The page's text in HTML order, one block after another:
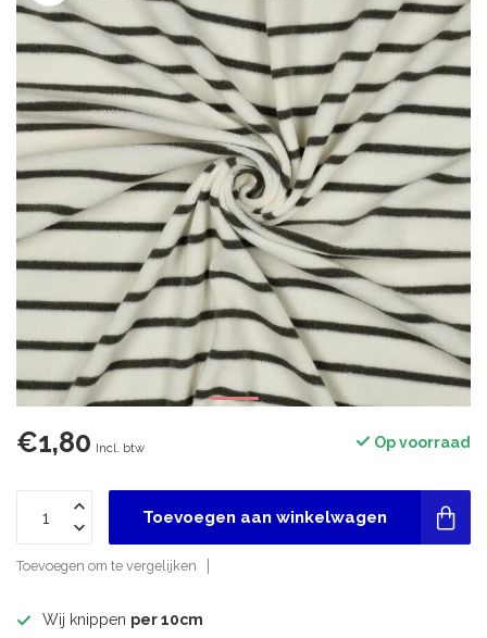
€1,80 Incl. btw Op voorraad
Toevoegen aan winkelwagen
Toevoegen om te vergelijken
Wij knippen per 10cm